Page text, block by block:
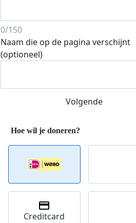
Streefbedrag
0/150
Naam die op de pagina verschijnt
(optioneel)
Volgende
Creditcard